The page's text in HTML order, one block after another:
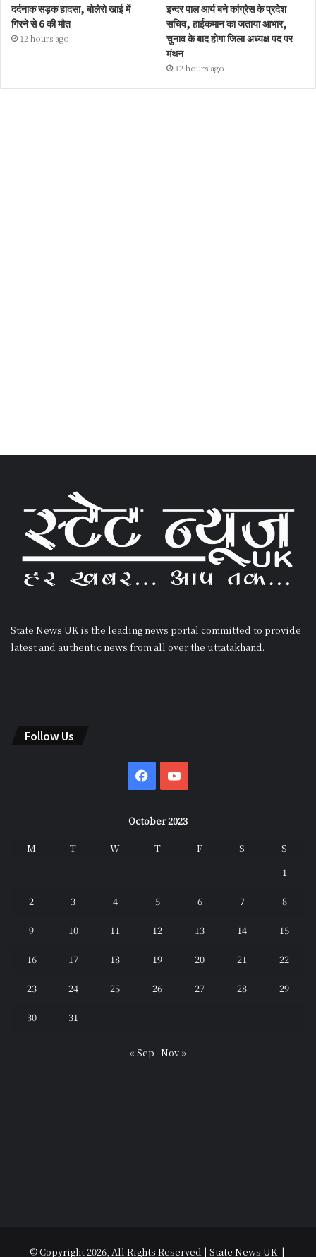
दर्दनाक सड़क हादसा, बोलेरो खाई में
गिरने से 6 की मौत
12 hours ago
इन्दर पाल आर्य बने कांग्रेस के प्रदेश
सचिव, हाईकमान का जताया आभार,
चुनाव के बाद होगा जिला अध्यक्ष पद पर
मंथन
12 hours ago
State News UK is the leading news portal committed to provide
latest and authentic news from all over the uttatakhand.
Follow Us
Facebook
October 2023
M T W T F S
S
1
2 3 4 5 6 7 8
9 10 11 12 13 14 15
16 17 18 19 20 21 22
23 24 25 26 27 28 29
30 31
« Sep Nov »
© Copyright 2026, All Rights Reserved | State News UK |